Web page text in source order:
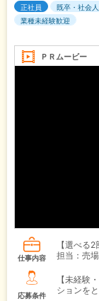
正社員 既卒・社会
業種未経験歓迎
ＰＲムービー
仕事内容
【選べる
担当：売
応募条件
【未経験
ションを